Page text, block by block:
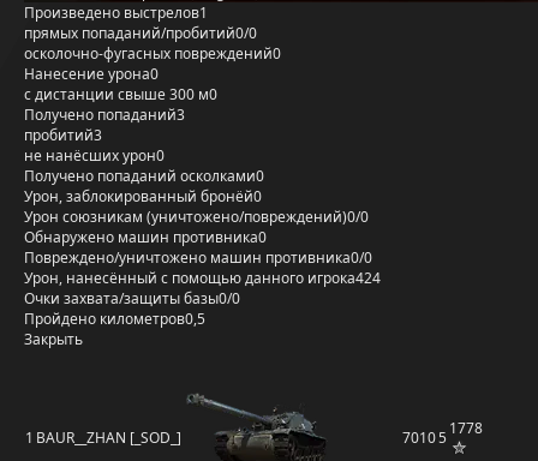
Произведено выстрелов1
прямых попаданий/пробитий0/0
осколочно-фугасных повреждений0
Нанесение урона0
с дистанции свыше 300 м0
Получено попаданий3
пробитий3
не нанёсших урон0
Получено попаданий осколками0
Урон, заблокированный бронёй0
Урон союзникам (уничтожено/повреждений)0/0
Обнаружено машин противника0
Повреждено/уничтожено машин противника0/0
Урон, нанесённый с помощью данного игрока424
Очки захвата/защиты базы0/0
Пройдено километров0,5
Закрыть
1 BAUR__ZHAN [_SOD_] 701051778